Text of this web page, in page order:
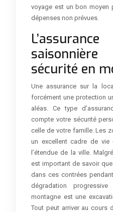
voyage est un bon moyen
dépenses non prévues.
sécurité en
Une assurance sur la
forcément une protection
aléas. Ce type
compte votre sécurité
celle de votre famille. Les
un excellent cadre de vie
l’étendue de la ville.
est important de savoir
dans ces contrées
dégradation
montagne est une
Tout peut arriver au cours